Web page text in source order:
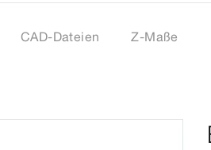
CAD-Dateien Z-Maße